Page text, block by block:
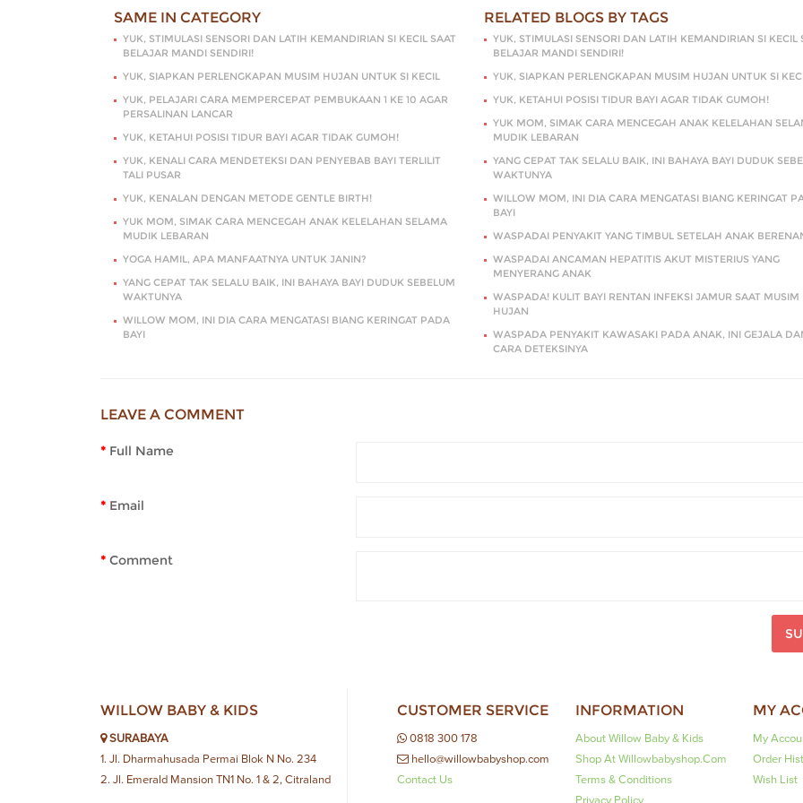
SAME IN CATEGORY
YUK, STIMULASI SENSORI DAN LATIH KEMANDIRIAN SI KECIL SAAT
BELAJAR MANDI SENDIRI!
YUK, SIAPKAN PERLENGKAPAN MUSIM HUJAN UNTUK SI KECIL
YUK, PELAJARI CARA MEMPERCEPAT PEMBUKAAN 1 KE 10 AGAR
PERSALINAN LANCAR
YUK, KETAHUI POSISI TIDUR BAYI AGAR TIDAK GUMOH!
YUK, KENALI CARA MENDETEKSI DAN PENYEBAB BAYI TERLILIT
TALI PUSAR
YUK, KENALAN DENGAN METODE GENTLE BIRTH!
YUK MOM, SIMAK CARA MENCEGAH ANAK KELELAHAN SELAMA
MUDIK LEBARAN
YOGA HAMIL, APA MANFAATNYA UNTUK JANIN?
YANG CEPAT TAK SELALU BAIK, INI BAHAYA BAYI DUDUK SEBELUM
WAKTUNYA
WILLOW MOM, INI DIA CARA MENGATASI BIANG KERINGAT PADA
BAYI
RELATED BLOGS BY TAGS
YUK, STIMULASI SENSORI DAN LATIH KEMANDIRIAN SI KECIL
BELAJAR MANDI SENDIRI!
YUK, SIAPKAN PERLENGKAPAN MUSIM HUJAN UNTUK SI
YUK, KETAHUI POSISI TIDUR BAYI AGAR TIDAK GUMOH!
YUK MOM, SIMAK CARA MENCEGAH ANAK KELELAHAN
MUDIK LEBARAN
YANG CEPAT TAK SELALU BAIK, INI BAHAYA BAYI DUDUK
WAKTUNYA
WILLOW MOM, INI DIA CARA MENGATASI BIANG KERINGAT
BAYI
WASPADAI PENYAKIT YANG TIMBUL SETELAH ANAK
WASPADAI ANCAMAN HEPATITIS AKUT MISTERIUS YANG
MENYERANG ANAK
WASPADA! KULIT BAYI RENTAN INFEKSI JAMUR SAAT MUSIM
HUJAN
WASPADA PENYAKIT KAWASAKI PADA ANAK, INI GEJALA
CARA DETEKSINYA
LEAVE A COMMENT
Full Name
Email
Comment
WILLOW BABY & KIDS
SURABAYA
1. Jl. Dharmahusada Permai Blok N No. 234
2. Jl. Emerald Mansion TN1 No. 1 & 2, Citraland
CUSTOMER SERVICE
0818 300 178
hello@willowbabyshop.com
Contact Us
INFORMATION
About Willow Baby & Kids
Shop At Willowbabyshop.com
Terms & Conditions
MY
My
Order
Wish List